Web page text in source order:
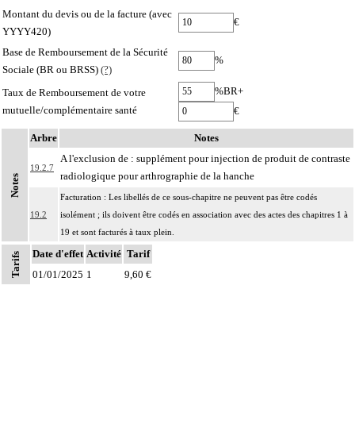
Montant du devis ou de la facture (avec
YYYY420)
€
Base de Remboursement de la Sécurité
Sociale (BR ou BRSS) (?)
%
Taux de Remboursement de votre
mutuelle/complémentaire santé
%BR+
€
Notes
Arbre Notes
19.2.7
A l'exclusion de : supplément pour injection de produit de contraste
radiologique pour arthrographie de la hanche
19.2
Facturation : Les libellés de ce sous-chapitre ne peuvent pas être codés
isolément ; ils doivent être codés en association avec des actes des chapitres 1 à
19 et sont facturés à taux plein.
Tarifs Date d'effet Activité Tarif
01/01/2025 1 9,60 €